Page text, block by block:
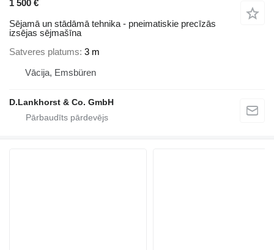
1 500 €
Sējamā un stādāmā tehnika - pneimatiskie precīzās
izsējas sējmašīna
Satveres platums 3 m
Vācija, Emsbüren
D.Lankhorst & Co. GmbH